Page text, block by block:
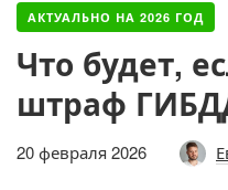
АКТУАЛЬНО НА 2026 ГОД
Что будет,
штраф
20 февраля 2026